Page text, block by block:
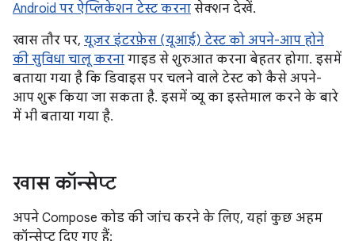
Android पर ऐप्लिकेशन टेस्ट करना सेक्शन देखें.
खास तौर पर, यूज़र इंटरफ़ेस (यूआई) टेस्ट को अपने-आप होने
की सुविधा चालू करना गाइड से शुरुआत करना बेहतर होगा. इसमें
बताया गया है कि डिवाइस पर चलने वाले टेस्ट को कैसे अपने-
आप शुरू किया जा सकता है. इसमें व्यू का इस्तेमाल करने के बारे
में भी बताया गया है.
खास कॉन्सेप्ट
अपने Compose कोड की जांच करने के लिए, यहां कुछ अहम
कॉन्सेप्ट दिए गए हैं: